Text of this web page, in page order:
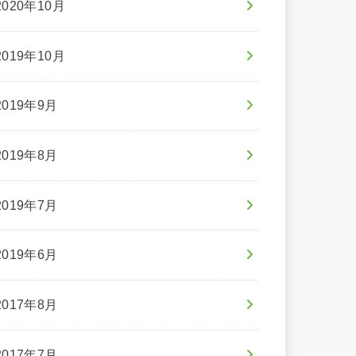
年10月
年10月
年9月
年8月
年7月
年6月
年8月